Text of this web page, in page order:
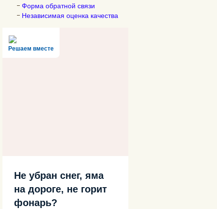
Форма обратной связи
Независимая оценка качества
Решаем вместе
Не убран снег, яма
на дороге, не горит
фонарь?